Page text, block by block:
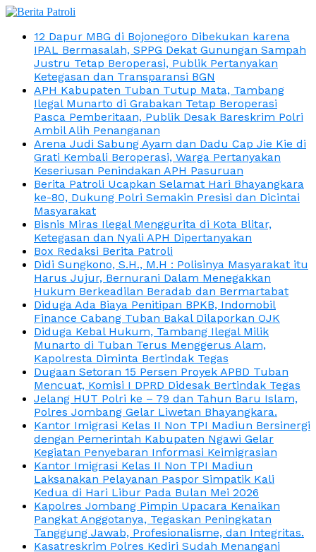
12 Dapur MBG di Bojonegoro Dibekukan karena
IPAL Bermasalah, SPPG Dekat Gunungan Sampah
Justru Tetap Beroperasi, Publik Pertanyakan
Ketegasan dan Transparansi BGN
APH Kabupaten Tuban Tutup Mata, Tambang
Ilegal Munarto di Grabakan Tetap Beroperasi
Pasca Pemberitaan, Publik Desak Bareskrim Polri
Ambil Alih Penanganan
Arena Judi Sabung Ayam dan Dadu Cap Jie Kie di
Grati Kembali Beroperasi, Warga Pertanyakan
Keseriusan Penindakan APH Pasuruan
Berita Patroli Ucapkan Selamat Hari Bhayangkara
ke-80, Dukung Polri Semakin Presisi dan Dicintai
Masyarakat
Bisnis Miras Ilegal Menggurita di Kota Blitar,
Ketegasan dan Nyali APH Dipertanyakan
Box Redaksi Berita Patroli
Didi Sungkono, S.H., M.H : Polisinya Masyarakat itu
Harus Jujur, Bernurani Dalam Menegakkan
Hukum Berkeadilan Beradab dan Bermartabat
Diduga Ada Biaya Penitipan BPKB, Indomobil
Finance Cabang Tuban Bakal Dilaporkan OJK
Diduga Kebal Hukum, Tambang Ilegal Milik
Munarto di Tuban Terus Menggerus Alam,
Kapolresta Diminta Bertindak Tegas
Dugaan Setoran 15 Persen Proyek APBD Tuban
Mencuat, Komisi I DPRD Didesak Bertindak Tegas
Jelang HUT Polri ke – 79 dan Tahun Baru Islam,
Polres Jombang Gelar Liwetan Bhayangkara.
Kantor Imigrasi Kelas II Non TPI Madiun Bersinergi
dengan Pemerintah Kabupaten Ngawi Gelar
Kegiatan Penyebaran Informasi Keimigrasian
Kantor Imigrasi Kelas II Non TPI Madiun
Laksanakan Pelayanan Paspor Simpatik Kali
Kedua di Hari Libur Pada Bulan Mei 2026
Kapolres Jombang Pimpin Upacara Kenaikan
Pangkat Anggotanya, Tegaskan Peningkatan
Tanggung Jawab, Profesionalisme, dan Integritas.
Kasatreskrim Polres Kediri Sudah Menangani